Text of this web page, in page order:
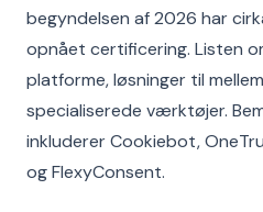
begyndelsen af 2026 har
opnået certificering. Listen
platforme, løsninger til
specialiserede værktøjer.
inkluderer Cookiebot,
og FlexyConsent.